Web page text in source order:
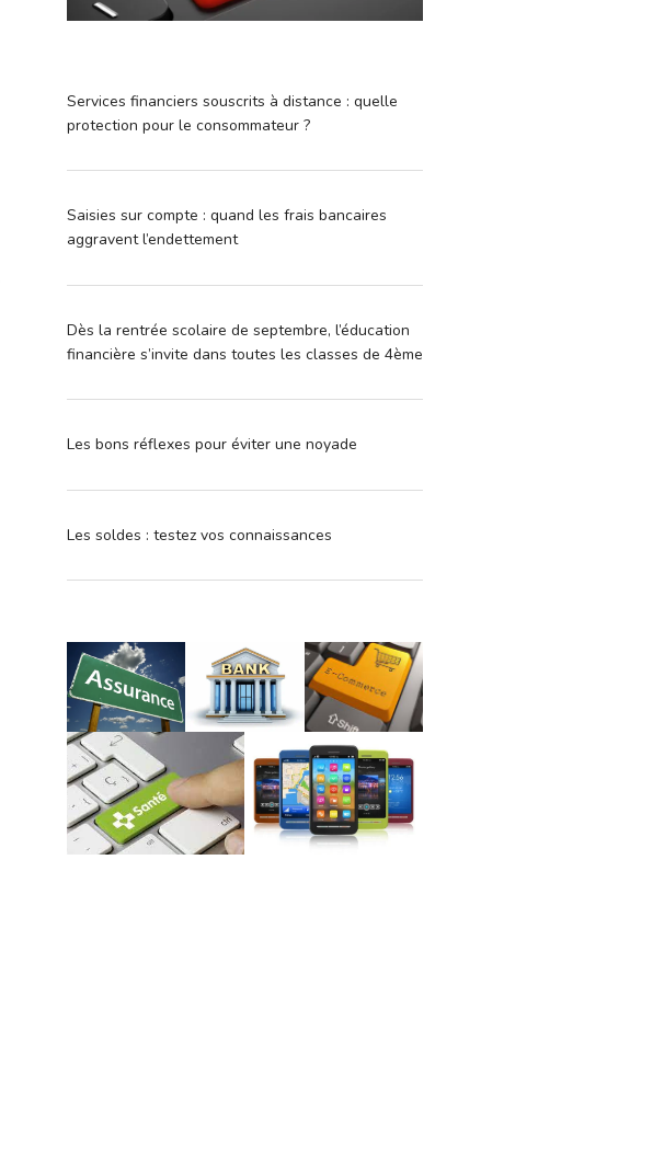
Services financiers souscrits à distance : quelle
protection pour le consommateur ?
Saisies sur compte : quand les frais bancaires
aggravent l’endettement
Dès la rentrée scolaire de septembre, l’éducation
financière s’invite dans toutes les classes de 4ème
Les bons réflexes pour éviter une noyade
Les soldes : testez vos connaissances